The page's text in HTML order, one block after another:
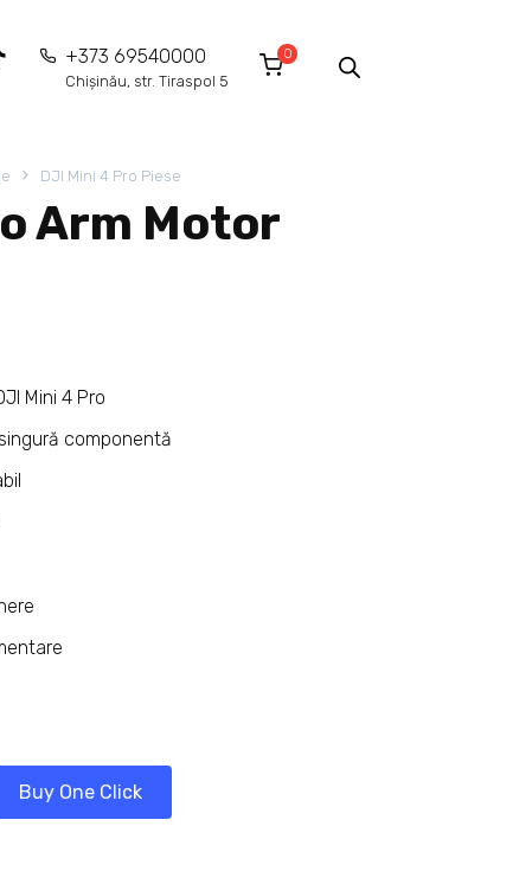
+373 69540000
Chișinău, str. Tiraspol 5
0
DJI Mini 4 Pro Piese
Arm Motor
Mini 4 Pro
componentă
Buy One Click